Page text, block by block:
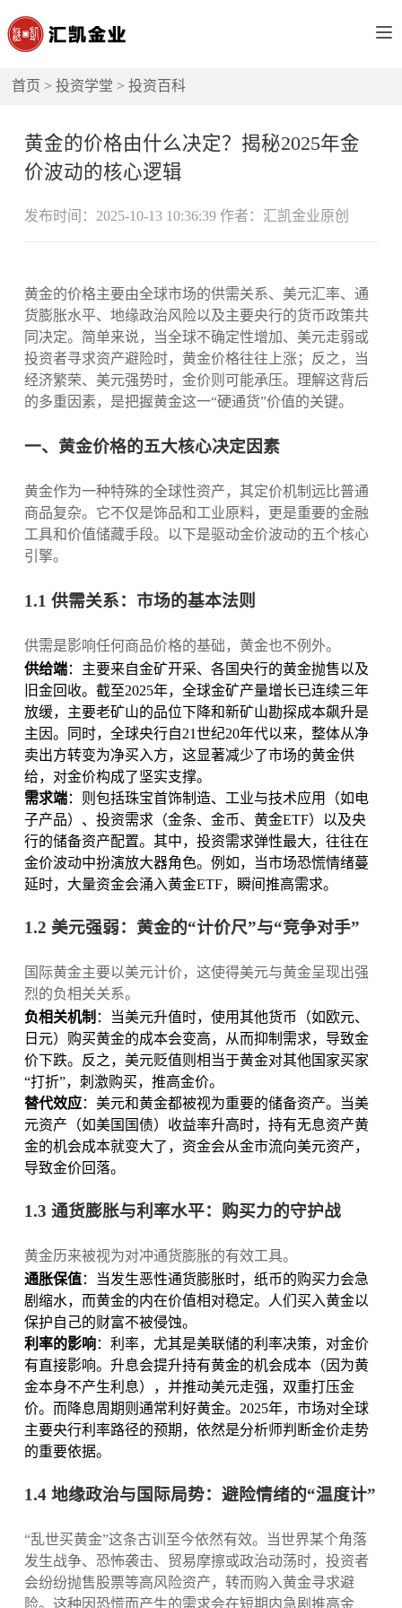
首页 >投资学堂 >投资百科
黄金的价格由什么决定？揭秘2025年金
价波动的核心逻辑
发布时间：2025-10-13 10:36:39 作者：汇凯金业原创
黄金的价格主要由全球市场的供需关系、美元汇率、通
货膨胀水平、地缘政治风险以及主要央行的货币政策共
同决定。简单来说，当全球不确定性增加、美元走弱或
投资者寻求资产避险时，黄金价格往往上涨；反之，当
经济繁荣、美元强势时，金价则可能承压。理解这背后
的多重因素，是把握黄金这一“硬通货”价值的关键。
一、黄金价格的五大核心决定因素
黄金作为一种特殊的全球性资产，其定价机制远比普通
商品复杂。它不仅是饰品和工业原料，更是重要的金融
工具和价值储藏手段。以下是驱动金价波动的五个核心
引擎。
1.1 供需关系：市场的基本法则
供需是影响任何商品价格的基础，黄金也不例外。
供给端：主要来自金矿开采、各国央行的黄金抛售以及
旧金回收。截至2025年，全球金矿产量增长已连续三年
放缓，主要老矿山的品位下降和新矿山勘探成本飙升是
主因。同时，全球央行自21世纪20年代以来，整体从净
卖出方转变为净买入方，这显著减少了市场的黄金供
给，对金价构成了坚实支撑。
需求端：则包括珠宝首饰制造、工业与技术应用（如电
子产品）、投资需求（金条、金币、黄金ETF）以及央
行的储备资产配置。其中，投资需求弹性最大，往往在
金价波动中扮演放大器角色。例如，当市场恐慌情绪蔓
延时，大量资金会涌入黄金ETF，瞬间推高需求。
1.2 美元强弱：黄金的“计价尺”与“竞争对手”
国际黄金主要以美元计价，这使得美元与黄金呈现出强
烈的负相关关系。
负相关机制 ：当美元升值时，使用其他货币（如欧元、
日元）购买黄金的成本会变高，从而抑制需求，导致金
价下跌。反之，美元贬值则相当于黄金对其他国家买家
“打折”，刺激购买，推高金价。
替代效应：美元和黄金都被视为重要的储备资产。当美
元资产（如美国国债）收益率升高时，持有无息资产黄
金的机会成本就变大了，资金会从金市流向美元资产，
导致金价回落。
1.3 通货膨胀与利率水平：购买力的守护战
黄金历来被视为对冲通货膨胀的有效工具。
通胀保值：当发生恶性通货膨胀时，纸币的购买力会急
剧缩水，而黄金的内在价值相对稳定。人们买入黄金以
保护自己的财富不被侵蚀。
利率的影响：利率，尤其是美联储的利率决策，对金价
有直接影响。升息会提升持有黄金的机会成本（因为黄
金本身不产生利息），并推动美元走强，双重打压金
价。而降息周期则通常利好黄金。2025年，市场对全球
主要央行利率路径的预期，依然是分析师判断金价走势
的重要依据。
1.4 地缘政治与国际局势：避险情绪的“温度计”
“乱世买黄金”这条古训至今依然有效。当世界某个角落
发生战争、恐怖袭击、贸易摩擦或政治动荡时，投资者
会纷纷抛售股票等高风险资产，转而购入黄金寻求避
险。这种因恐慌而产生的需求会在短期内急剧推高金